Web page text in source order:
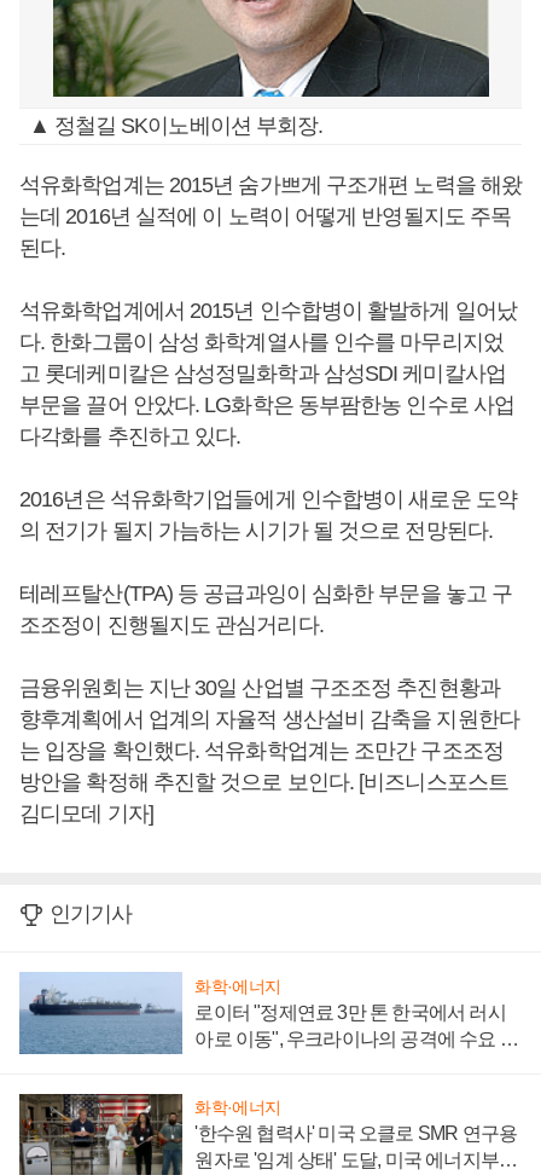
▲ 정철길 SK이노베이션 부회장.
석유화학업계는 2015년 숨가쁘게 구조개편 노력을 해왔
는데 2016년 실적에 이 노력이 어떻게 반영될지도 주목
된다.
석유화학업계에서 2015년 인수합병이 활발하게 일어났
다. 한화그룹이 삼성 화학계열사를 인수를 마무리지었
고 롯데케미칼은 삼성정밀화학과 삼성SDI 케미칼사업
부문을 끌어 안았다. LG화학은 동부팜한농 인수로 사업
다각화를 추진하고 있다.
2016년은 석유화학기업들에게 인수합병이 새로운 도약
의 전기가 될지 가늠하는 시기가 될 것으로 전망된다.
테레프탈산(TPA) 등 공급과잉이 심화한 부문을 놓고 구
조조정이 진행될지도 관심거리다.
금융위원회는 지난 30일 산업별 구조조정 추진현황과
향후계획에서 업계의 자율적 생산설비 감축을 지원한다
는 입장을 확인했다. 석유화학업계는 조만간 구조조정
방안을 확정해 추진할 것으로 보인다. [비즈니스포스트
김디모데 기자]
인기기사
화학·에너지
로이터 "정제연료 3만 톤 한국에서 러시
아로 이동", 우크라이나의 공격에 수요 늘
화학·에너지
'한수원 협력사' 미국 오클로 SMR 연구용
원자로 '임계 상태' 도달, 미국 에너지부